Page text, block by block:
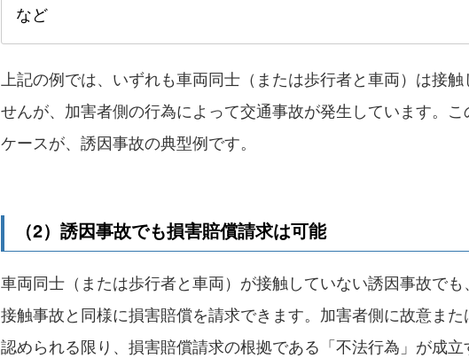
など
上記の例では、いずれも車両同士（または歩行者と車両）は接
せんが、加害者側の行為によって交通事故が発生しています。こ
ケースが、誘因事故の典型例です。
（2）誘因事故でも損害賠償請求は可能
車両同士（または歩行者と車両）が接触していない誘因事故でも
接触事故と同様に損害賠償を請求できます。加害者側に故意また
認められる限り、損害賠償請求の根拠である「不法行為」が成立